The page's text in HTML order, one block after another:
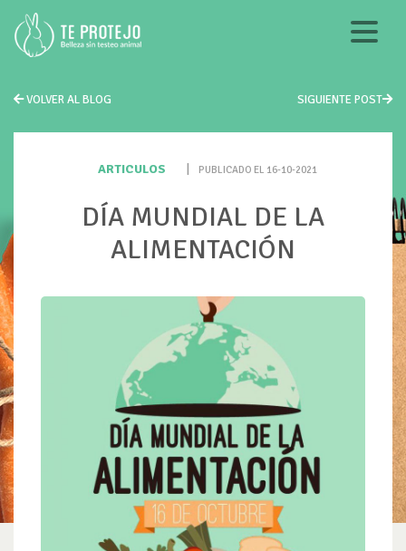
VOLVER AL BLOG SIGUIENTE POST
ARTICULOS PUBLICADO EL 16-10-2021
DÍA MUNDIAL DE LA
ALIMENTACIÓN